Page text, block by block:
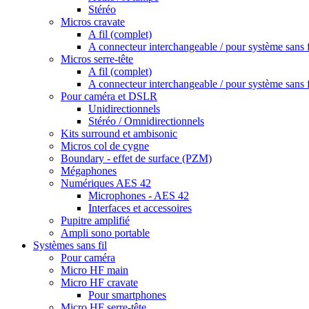
Stéréo
Micros cravate
A fil (complet)
A connecteur interchangeable / pour système sans
Micros serre-tête
A fil (complet)
A connecteur interchangeable / pour système sans
Pour caméra et DSLR
Unidirectionnels
Stéréo / Omnidirectionnels
Kits surround et ambisonic
Micros col de cygne
Boundary - effet de surface (PZM)
Mégaphones
Numériques AES 42
Microphones - AES 42
Interfaces et accessoires
Pupitre amplifié
Ampli sono portable
Systèmes sans fil
Pour caméra
Micro HF main
Micro HF cravate
Pour smartphones